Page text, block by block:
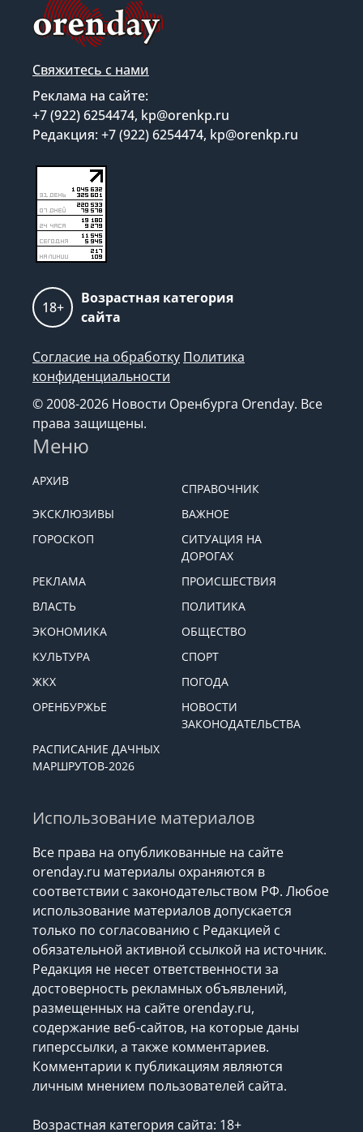
Свяжитесь с нами
Реклама на сайте:
+7 (922) 6254474, kp@orenkp.ru
Редакция: +7 (922) 6254474, kp@orenkp.ru
18+
Возрастная категория
сайта
Согласие на обработку Политика
конфиденциальности
© 2008-2026 Новости Оренбурга Orenday. Все
права защищены.
Меню
АРХИВ
СПРАВОЧНИК
ЭКСКЛЮЗИВЫ
ВАЖНОЕ
ГОРОСКОП
СИТУАЦИЯ НА
ДОРОГАХ
РЕКЛАМА
ПРОИСШЕСТВИЯ
ВЛАСТЬ
ПОЛИТИКА
ЭКОНОМИКА
ОБЩЕСТВО
КУЛЬТУРА
СПОРТ
ЖКХ
ПОГОДА
ОРЕНБУРЖЬЕ
НОВОСТИ
ЗАКОНОДАТЕЛЬСТВА
РАСПИСАНИЕ ДАЧНЫХ
МАРШРУТОВ-2026
Использование материалов
Все права на опубликованные на сайте
orenday.ru материалы охраняются в
соответствии с законодательством РФ. Любое
использование материалов допускается
только по согласованию с Редакцией с
обязательной активной ссылкой на источник.
Редакция не несет ответственности за
достоверность рекламных объявлений,
размещенных на сайте orenday.ru,
содержание веб-сайтов, на которые даны
гиперссылки, а также комментариев.
Комментарии к публикациям являются
личным мнением пользователей сайта.
Возрастная категория сайта: 18+